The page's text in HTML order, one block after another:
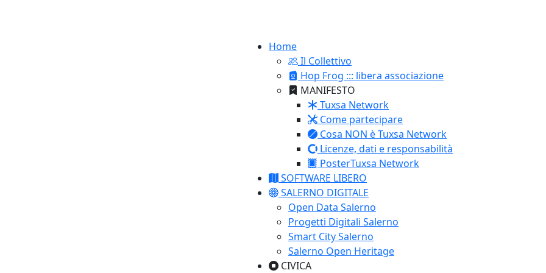
Home
Il Collettivo
Hop Frog ::: libera associazione
MANIFESTO
Tuxsa Network
Come partecipare
Cosa NON è Tuxsa Network
Licenze, dati e responsabilità
PosterTuxsa Network
SOFTWARE LIBERO
SALERNO DIGITALE
Open Data Salerno
Progetti Digitali Salerno
Smart City Salerno
Salerno Open Heritage
CIVICA